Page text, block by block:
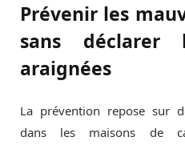
Prévenir les
sans
araignées
La prévention repose sur
dans les maisons de